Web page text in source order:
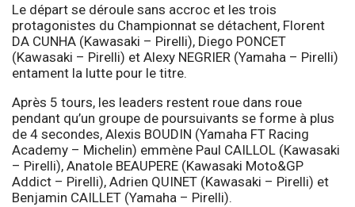
Le départ se déroule sans accroc et les trois
protagonistes du Championnat se détachent, Florent
DA CUNHA (Kawasaki – Pirelli), Diego PONCET
(Kawasaki – Pirelli) et Alexy NEGRIER (Yamaha – Pirelli)
entament la lutte pour le titre.
Après 5 tours, les leaders restent roue dans roue
pendant qu’un groupe de poursuivants se forme à plus
de 4 secondes, Alexis BOUDIN (Yamaha FT Racing
Academy – Michelin) emmène Paul CAILLOL (Kawasaki
– Pirelli), Anatole BEAUPERE (Kawasaki Moto&GP
Addict – Pirelli), Adrien QUINET (Kawasaki – Pirelli) et
Benjamin CAILLET (Yamaha – Pirelli).